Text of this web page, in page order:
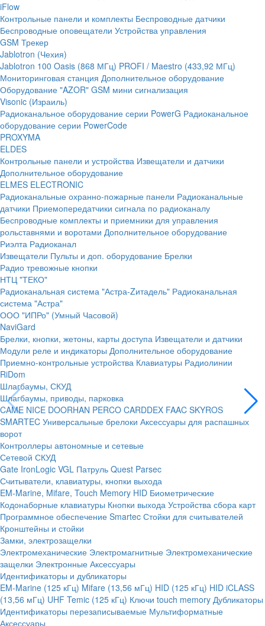
iFlow
Контрольные панели и комплекты Беспроводные датчики
Беспроводные оповещатели Устройства управления
GSM Трекер
Jablotron (Чехия)
Jablotron 100 Oasis (868 МГц) PROFI / Maestro (433,92 МГц)
Мониторинговая станция Дополнительное оборудование
Оборудование "AZOR" GSM мини сигнализация
Visonic (Израиль)
Радиоканальное оборудование серии PowerG Радиоканальное
оборудование серии PowerCode
PROXYMA
ELDES
Контрольные панели и устройства Извещатели и датчики
Дополнительное оборудование
ELMES ELECTRONIC
Радиоканальные охранно-пожарные панели Радиоканальные
датчики Приемопередатчики сигнала по радиоканалу
Беспроводные комплекты и приемники для управления
рольставнями и воротами Дополнительное оборудование
Риэлта Радиоканал
Извещатели Пульты и доп. оборудование Брелки
Радио тревожные кнопки
НТЦ "ТЕКО"
Радиоканальная система "Астра-Zитадель" Радиоканальная
система "Астра"
ООО "ИПРо" (Умный Часовой)
NaviGard
Брелки, кнопки, жетоны, карты доступа Извещатели и датчики
Модули реле и индикаторы Дополнительное оборудование
Приемно-контрольные устройства Клавиатуры Радиолинии
RiDom
Шлагбаумы, СКУД
Шлагбаумы, приводы, парковка
CAME NICE DOORHAN PERCO CARDDEX FAAC SKYROS
SMARTEC Универсальные брелоки Аксессуары для распашных
ворот
Контроллеры автономные и сетевые
Сетевой СКУД
Gate IronLogic VGL Патруль Quest Parsec
Считыватели, клавиатуры, кнопки выхода
EM-Marine, Mifare, Touch Memory HID Биометрические
Кодонаборные клавиатуры Кнопки выхода Устройства сбора карт
Программное обеспечение Smartec Стойки для считывателей
Кронштейны и стойки
Замки, электрозащелки
Электромеханические Электромагнитные Электромеханические
защелки Электронные Аксессуары
Идентификаторы и дубликаторы
EM-Marine (125 кГц) Mifare (13,56 мГц) HID (125 кГц) HID iCLASS
(13,56 мГц) UHF Temic (125 кГц) Ключи touch memory Дубликаторы
Идентификаторы перезаписываемые Мультиформатные
Аксессуары